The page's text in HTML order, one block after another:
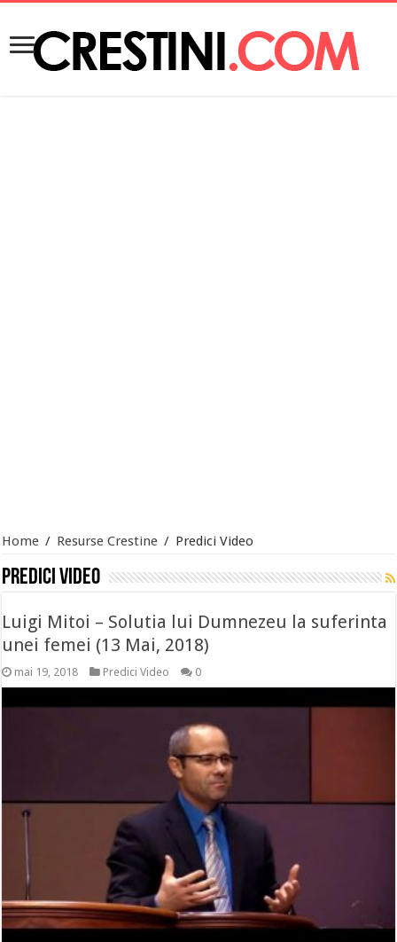
Home / Resurse Crestine / Predici Video
Predici Video
Luigi Mitoi – Solutia lui Dumnezeu la suferinta
unei femei (13 Mai, 2018)
mai 19, 2018 Predici Video 0